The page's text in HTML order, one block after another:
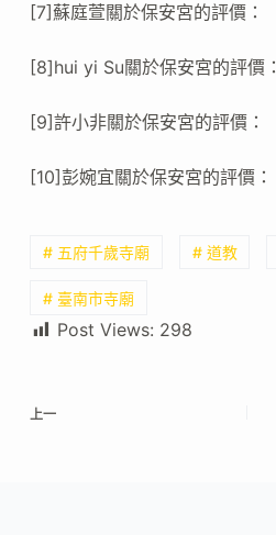
[7]蘇庭萱關於保安宮的評價：
[8]hui yi Su關於保安宮的評價：
[9]許小非關於保安宮的評價：
[10]彭婉宜關於保安宮的評價：
# 五府千歲寺廟 # 道教
# 臺南市寺廟
Post Views: 298
上一